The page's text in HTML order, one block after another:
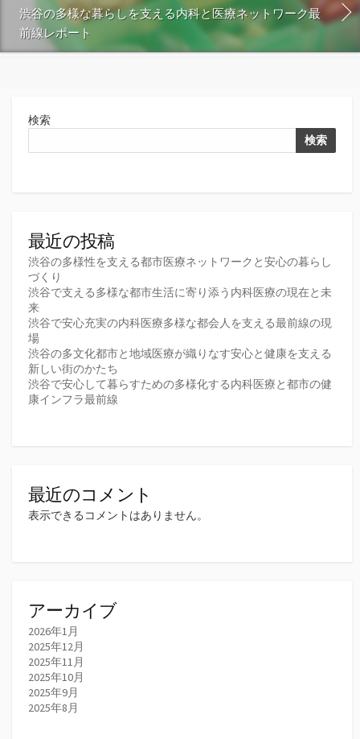
渋谷の多様な暮らしを支える内科と医療ネットワーク最
前線レポート
検索
検索
最近の投稿
渋谷の多様性を支える都市医療ネットワークと安心の暮らし
づくり
渋谷で支える多様な都市生活に寄り添う内科医療の現在と未
来
渋谷で安心充実の内科医療多様な都会人を支える最前線の現
場
渋谷の多文化都市と地域医療が織りなす安心と健康を支える
新しい街のかたち
渋谷で安心して暮らすための多様化する内科医療と都市の健
康インフラ最前線
最近のコメント
表示できるコメントはありません。
アーカイブ
2026年1月
2025年12月
2025年11月
2025年10月
2025年9月
2025年8月